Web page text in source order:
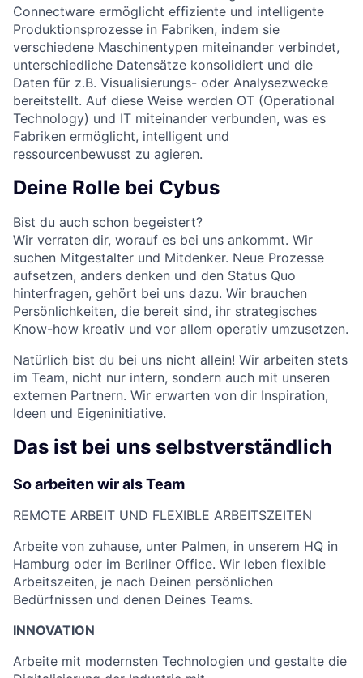
Connectware ermöglicht effiziente und intelligente
Produktionsprozesse in Fabriken, indem sie
verschiedene Maschinentypen miteinander verbindet,
unterschiedliche Datensätze konsolidiert und die
Daten für z.B. Visualisierungs- oder Analysezwecke
bereitstellt. Auf diese Weise werden OT (Operational
Technology) und IT miteinander verbunden, was es
Fabriken ermöglicht, intelligent und
ressourcenbewusst zu agieren.
Deine Rolle bei Cybus
Bist du auch schon begeistert?
Wir verraten dir, worauf es bei uns ankommt. Wir
suchen Mitgestalter und Mitdenker. Neue Prozesse
aufsetzen, anders denken und den Status Quo
hinterfragen, gehört bei uns dazu. Wir brauchen
Persönlichkeiten, die bereit sind, ihr strategisches
Know-how kreativ und vor allem operativ umzusetzen.
Natürlich bist du bei uns nicht allein! Wir arbeiten stets
im Team, nicht nur intern, sondern auch mit unseren
externen Partnern. Wir erwarten von dir Inspiration,
Ideen und Eigeninitiative.
Das ist bei uns selbstverständlich
So arbeiten wir als Team
REMOTE ARBEIT UND FLEXIBLE ARBEITSZEITEN
Arbeite von zuhause, unter Palmen, in unserem HQ in
Hamburg oder im Berliner Office. Wir leben flexible
Arbeitszeiten, je nach Deinen persönlichen
Bedürfnissen und denen Deines Teams.
INNOVATION
Arbeite mit modernsten Technologien und gestalte die